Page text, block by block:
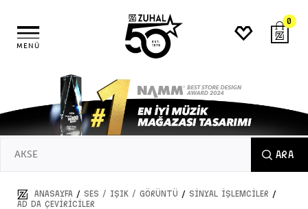
MENÜ
0
ARA
ANASAYFA / SES / IŞIK / GÖRÜNTÜ / SİNYAL İŞLEMCİLER /
AD DA ÇEVİRİCİLER